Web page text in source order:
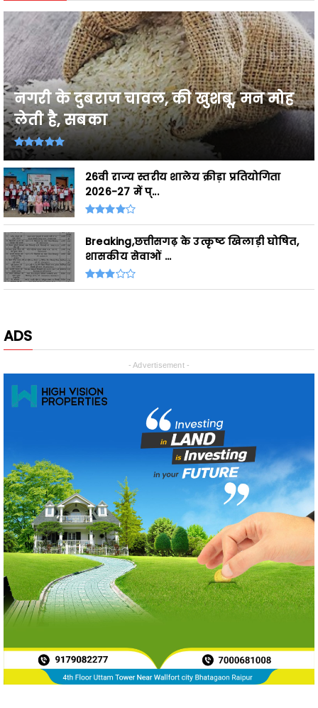
नगरी के दुबराज चावल, की खुशबू, मन मोह
लेती है, सबका
26वी राज्य स्तरीय शालेय क्रीड़ा प्रतियोगिता
2026-27 में प्...
Breaking,छत्तीसगढ़ के उत्कृष्ट खिलाड़ी घोषित,
शासकीय सेवाओं ...
ADS
- Advertisement -